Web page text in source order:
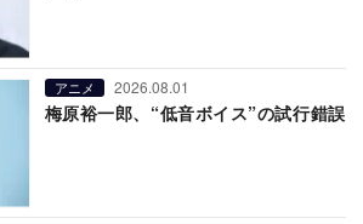
アニメ 2026.08.01
梅原裕一郎、“低音ボイス”の試行錯誤